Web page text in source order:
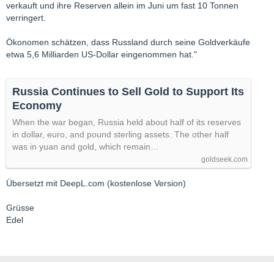
verkauft und ihre Reserven allein im Juni um fast 10 Tonnen
verringert.
Ökonomen schätzen, dass Russland durch seine Goldverkäufe
etwa 5,6 Milliarden US-Dollar eingenommen hat."
Russia Continues to Sell Gold to Support Its
Economy
When the war began, Russia held about half of its reserves
in dollar, euro, and pound sterling assets. The other half
was in yuan and gold, which remain…
goldseek.com
Übersetzt mit DeepL.com (kostenlose Version)
Grüsse
Edel